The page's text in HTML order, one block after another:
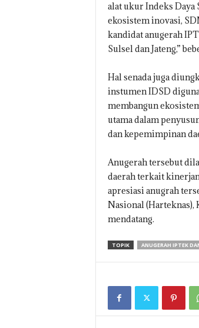
alat ukur Indeks Daya
ekosistem inovasi,
kandidat anugerah
Sulsel dan Jateng,”
Hal senada juga
instumen IDSD
membangun
utama dalam
dan kepemimpinan
Anugerah tersebut
daerah terkait
apresiasi anugrah
Nasional (Harteknas),
mendatang.
TOPIK ANUGERAH IPTEK